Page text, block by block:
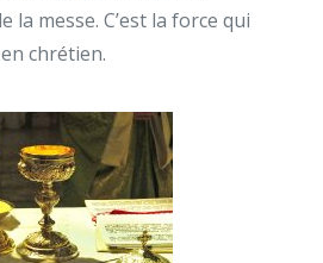
la messe. C’est la force qui
chrétien.